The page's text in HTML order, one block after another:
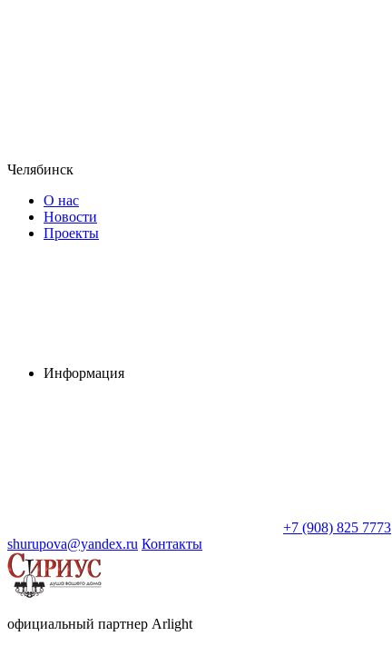
Челябинск
О нас
Новости
Проекты
Информация
+7 (908) 825 7773
shurupova@yandex.ru Контакты
официальный партнер Arlight